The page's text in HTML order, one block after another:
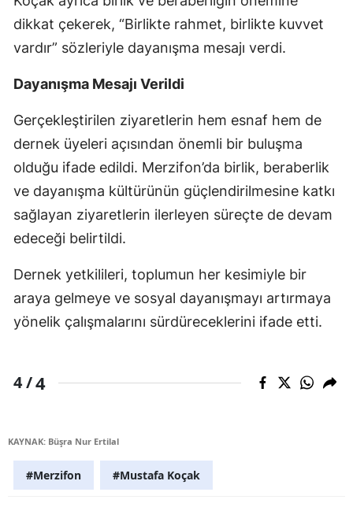
dikkat çekerek, “Birlikte rahmet, birlikte kuvvet
vardır” sözleriyle dayanışma mesajı verdi.
Dayanışma Mesajı Verildi
Gerçekleştirilen ziyaretlerin hem esnaf hem de
dernek üyeleri açısından önemli bir buluşma
olduğu ifade edildi. Merzifon’da birlik, beraberlik
ve dayanışma kültürünün güçlendirilmesine katkı
sağlayan ziyaretlerin ilerleyen süreçte de devam
edeceği belirtildi.
Dernek yetkilileri, toplumun her kesimiyle bir
araya gelmeye ve sosyal dayanışmayı artırmaya
yönelik çalışmalarını sürdüreceklerini ifade etti.
4 /4
KAYNAK: Büşra Nur Ertilal
#Merzifon #Mustafa Koçak